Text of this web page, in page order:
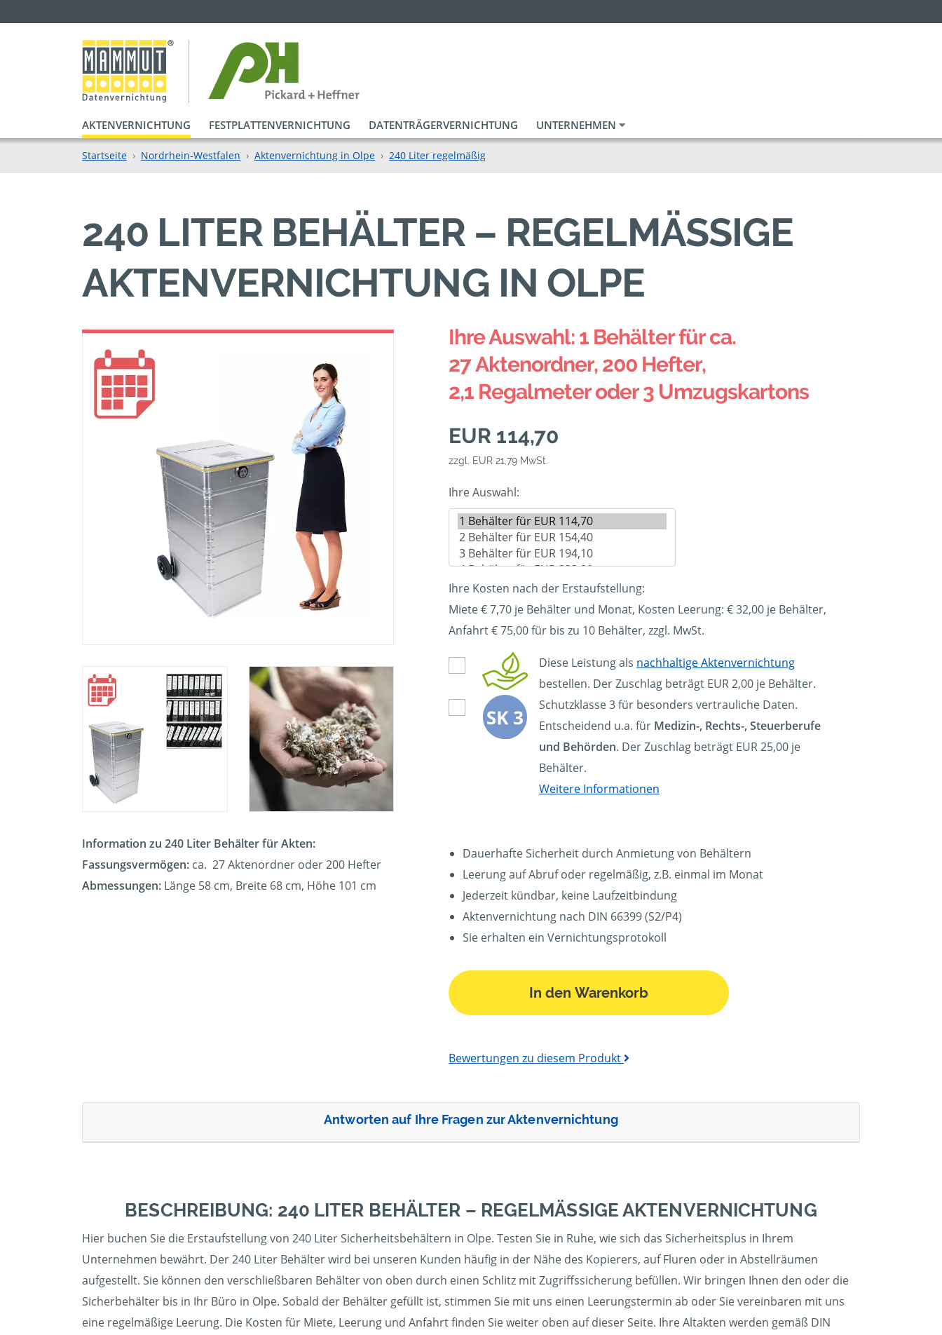
AKTENVERNICHTUNG FESTPLATTENVERNICHTUNG DATENTRÄGERVERNICHTUNG UNTERNEHMEN
Startseite Nordrhein-Westfalen Aktenvernichtung in Olpe 240 Liter regelmäßig
240 LITER BEHÄLTER – REGELMÄSSIGE A
KTENVERNICHTUNG IN OLPE
Information zu 240 Liter Behälter für Akten:
Fassungsvermögen: ca. 27 Aktenordner oder 200 Hefter
Abmessungen: Länge 58 cm, Breite 68 cm, Höhe 101 cm
Ihre Auswahl: 1 Behälter für ca.
27 Aktenordner, 200 Hefter,
2,1 Regalmeter oder 3 Umzugskartons
EUR 114,70
zzgl. EUR 21,79 MwSt.
Ihre Auswahl:
Ihre Kosten nach der Erstaufstellung:
Miete € 7,70 je Behälter und Monat, Kosten Leerung: €32,00 je Behälter,
Anfahrt € 75,00 für bis zu 10 Behälter, zzgl. MwSt.
Diese Leistung als nachhaltige Aktenvernichtung
bestellen. Der Zuschlag beträgt EUR 2,00 je Behälter.
Schutzklasse 3 für besonders vertrauliche Daten.
Entscheidend u.a. für Medizin-, Rechts-, Steuerberufe
und Behörden. Der Zuschlag beträgt EUR 25,00 je
Behälter.
Weitere Informationen
Dauerhafte Sicherheit durch Anmietung von Behältern
Leerung auf Abruf oder regelmäßig, z.B. einmal im Monat
Jederzeit kündbar, keine Laufzeitbindung
Aktenvernichtung nach DIN 66399 (S2/P4)
Sie erhalten ein Vernichtungsprotokoll
In den Warenkorb
Bewertungen zu diesem Produkt
Antworten auf Ihre Fragen zur Aktenvernichtung
BESCHREIBUNG: 240 LITER BEHÄLTER – REGELMÄSSIGE AKTENVERNICHTUNG
Hier buchen Sie die Erstaufstellung von 240 Liter Sicherheitsbehältern in Olpe. Testen Sie in Ruhe, wie sich das Sicherheitsplus in Ihrem
Unternehmen bewährt. Der 240 Liter Behälter wird bei unseren Kunden häufig in der Nähe des Kopierers, auf Fluren oder in Abstellräumen
aufgestellt. Sie können den verschließbaren Behälter von oben durch einen Schlitz mit Zugriffssicherung befüllen. Wir bringen Ihnen den oder die
Sicherbehälter bis in Ihr Büro in Olpe. Sobald der Behälter gefüllt ist, stimmen Sie mit uns einen Leerungstermin ab oder Sie vereinbaren mit uns
eine regelmäßige Leerung. Die Kosten für Miete, Leerung und Anfahrt finden Sie weiter oben auf dieser Seite. Ihre Altakten werden gemäß DIN